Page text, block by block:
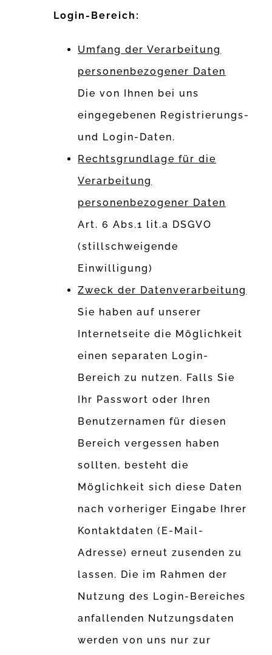
Login-Bereich:
Umfang der Verarbeitung
personenbezogener Daten
Die von Ihnen bei uns
eingegebenen Registrierungs-
und Login-Daten.
Rechtsgrundlage für die
Verarbeitung
personenbezogener Daten
Art. 6 Abs.1 lit.a DSGVO
(stillschweigende
Einwilligung)
Zweck der Datenverarbeitung
Sie haben auf unserer
Internetseite die Möglichkeit
einen separaten Login-
Bereich zu nutzen. Falls Sie
Ihr Passwort oder Ihren
Benutzernamen für diesen
Bereich vergessen haben
sollten, besteht die
Möglichkeit sich diese Daten
nach vorheriger Eingabe Ihrer
Kontaktdaten (E-Mail-
Adresse) erneut zusenden zu
lassen. Die im Rahmen der
Nutzung des Login-Bereiches
anfallenden Nutzungsdaten
werden von uns nur zur